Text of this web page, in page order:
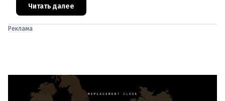
В ходе тушения пострадали шесте
Читать далее
Реклама